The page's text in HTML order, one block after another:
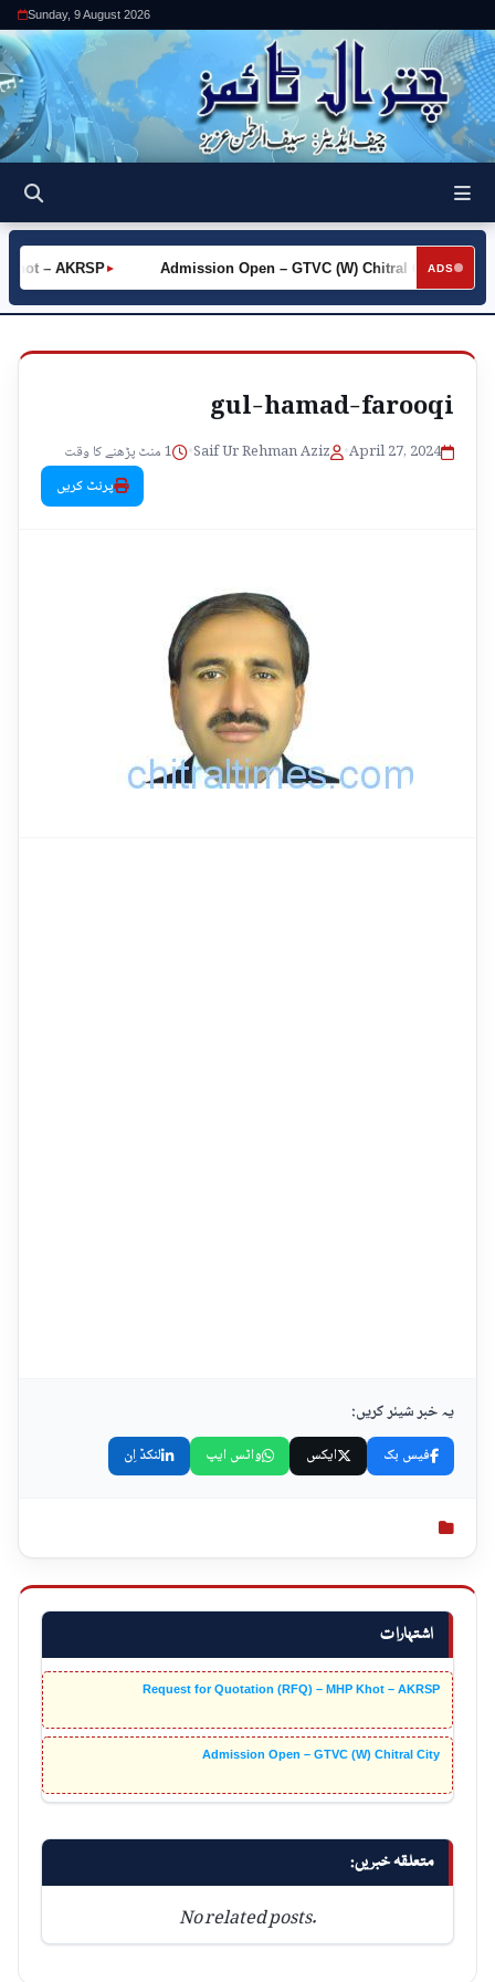
Sunday, 9 August 2026
ADS
►
– AKRSP ►
Admission Open – GTVC (W) Chitral City
اشتہارات
Request for Quotation (RFQ) – MHP Khot – AKRSP
Admission Open – GTVC (W) Chitral City
متعلقہ خبریں:
No related posts.
gul-hamad-farooqi
April 27, 2024
•
Saif Ur Rehman Aziz
•
1 منٹ پڑھنے کا وقت
پرنٹ کریں
یہ خبر شیئر کریں:
فیس بک ایکس واٹس ایپ لنکڈ اِن